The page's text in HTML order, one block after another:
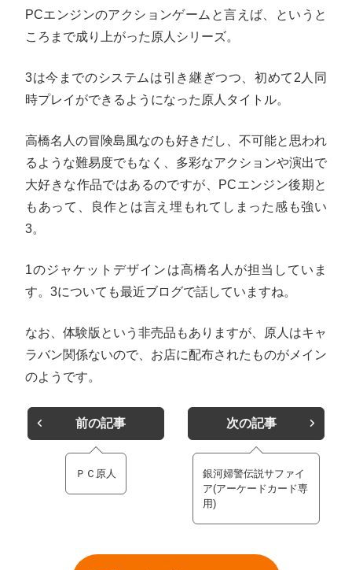
PCエンジンのアクションゲームと言えば、というと
ころまで成り上がった原人シリーズ。
3は今までのシステムは引き継ぎつつ、初めて2人同
時プレイができるようになった原人タイトル。
高橋名人の冒険島風なのも好きだし、不可能と思われ
るような難易度でもなく、多彩なアクションや演出で
大好きな作品ではあるのですが、PCエンジン後期と
もあって、良作とは言え埋もれてしまった感も強い
3。
1のジャケットデザインは高橋名人が担当していま
す。3についても最近ブログで話していますね。
なお、体験版という非売品もありますが、原人はキャ
ラバン関係ないので、お店に配布されたものがメイン
のようです。
前の記事
ＰＣ原人
次の記事
銀河婦警伝説サファイ
ア(アーケードカード専
用)